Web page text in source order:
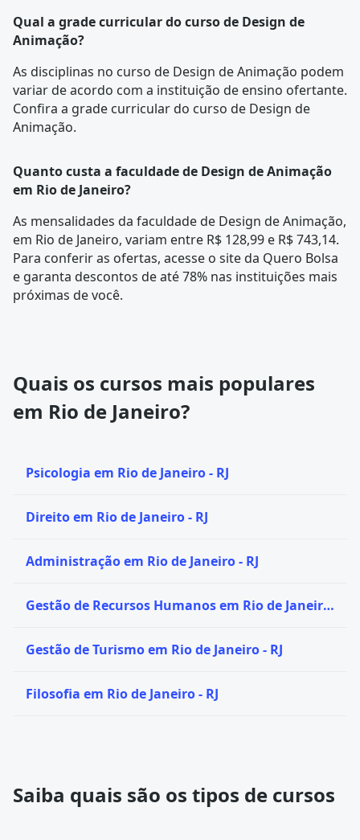
Qual a grade curricular do curso de Design de
Animação?
As disciplinas no curso de Design de Animação podem
variar de acordo com a instituição de ensino ofertante.
Confira a grade curriculardo curso de Design de
Animação.
Quanto custa a faculdade de Design de Animação
em Rio de Janeiro?
As mensalidades da faculdade de Design de Animação,
em Rio de Janeiro, variam entre R$ 128,99 e R$ 743,14.
Para conferir as ofertas, acesse o site da Quero Bolsa
e garanta descontos de até 78% nas instituições mais
próximas de você.
Quais os cursos mais populares
em Rio de Janeiro?
Psicologia em Rio de Janeiro - RJ
Direito em Rio de Janeiro - RJ
Administração em Rio de Janeiro - RJ
Gestão de Recursos Humanos em Rio de Janeiro
Gestão de Turismo em Rio de Janeiro - RJ
Filosofia em Rio de Janeiro - RJ
Saiba quais são os tipos de cursos